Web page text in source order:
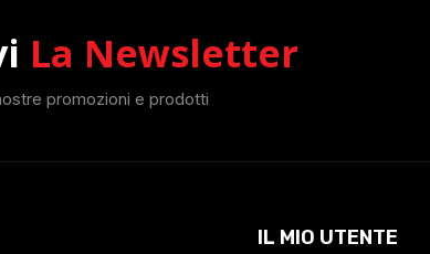
La Newsletter
promozioni e prodotti
IL MIO UTENTE